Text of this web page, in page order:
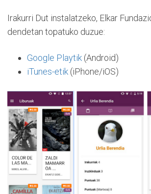
Irakurri Dut instalatzeko, Elkar
dendetan topatuko duzue:
Google Playtik (Android)
iTunes-etik (iPhone/iOS)